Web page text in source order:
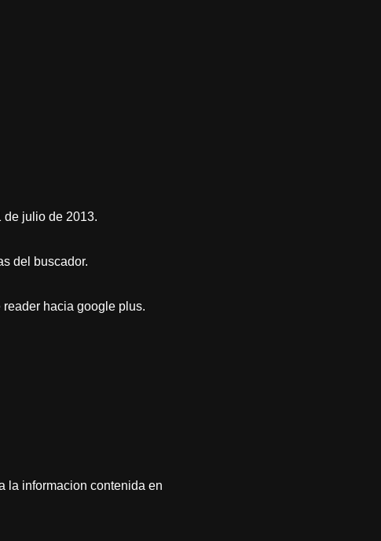
de julio de 2013.
del buscador.
hacia google plus.
la informacion contenida en